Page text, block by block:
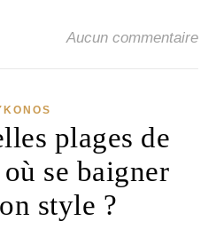
Aucun commentaire
plages de
se baigner
style ?